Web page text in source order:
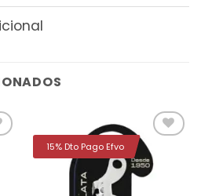
lista de
deseos
15% Dto Pago Efvo